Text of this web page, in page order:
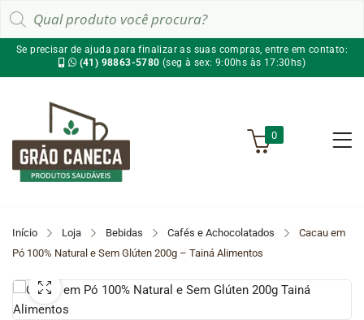
produtos
Se precisar de ajuda para finalizar as suas compras, entre em contato:
(41) 98863-5780 (seg à sex: 9:00hs às 17:30hs)
0
Início Loja Bebidas Cafés e Achocolatados
Cacau em
Pó 100% Natural e Sem Glúten 200g – Tainá Alimentos